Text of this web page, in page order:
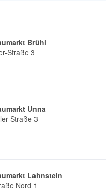
Brühl
Straße 3
Unna
Straße 3
Lahnstein
Nord 1